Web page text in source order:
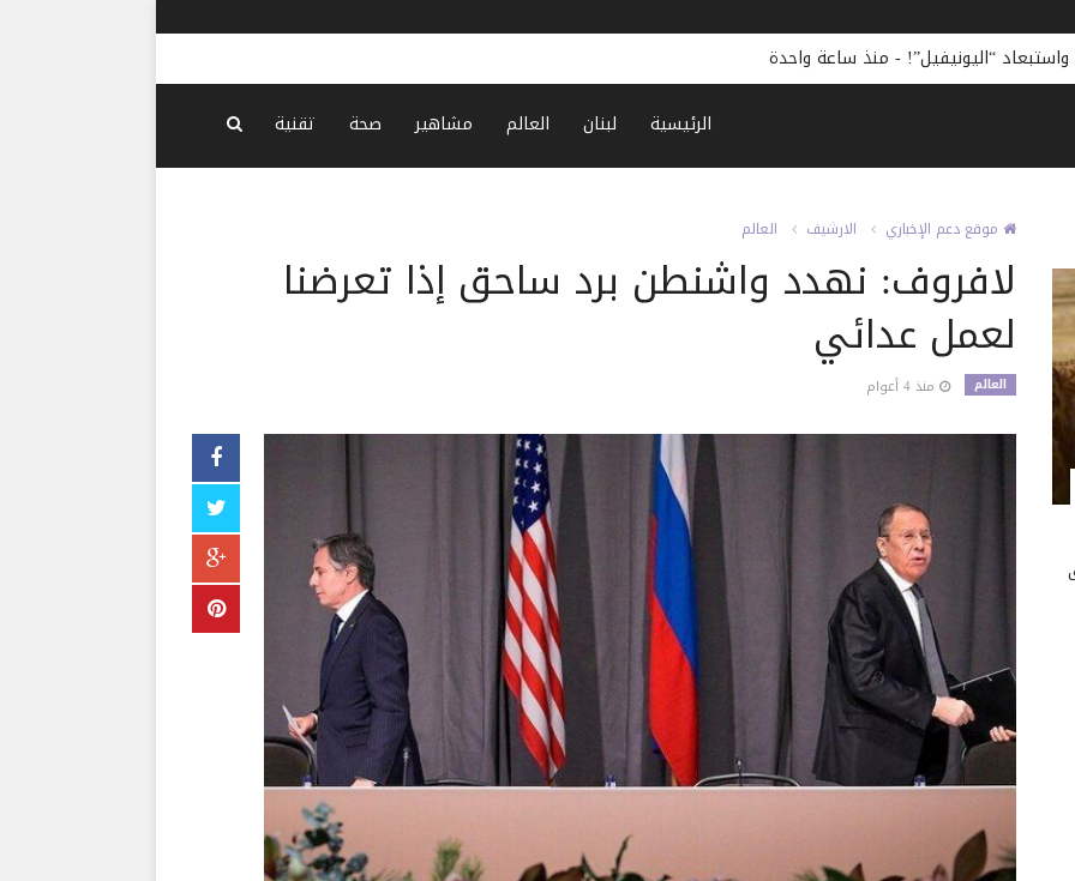
“اليونيفيل”! - منذ ساعة واحدة
الرئيسية لبنان العالم مشاهير صحة تقنية
موقع دعم الإخباري الارشيف العالم
لافروف: نهدد واشنطن برد ساحق إذا تعرضنا
لعمل عدائي
العالم منذ 4 أعوام